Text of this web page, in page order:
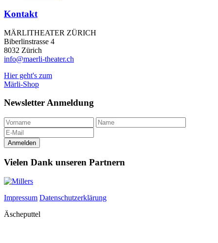
Kontakt
MÄRLITHEATER ZÜRICH
Biberlinstrasse 4
8032 Zürich
info@maerli-theater.ch
Hier geht's zum
Märli-Shop
Newsletter Anmeldung
Vielen Dank unseren Partnern
Impressum Datenschutzerklärung
Äscheputtel